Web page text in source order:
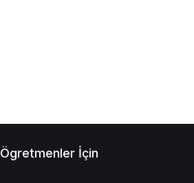
Ögretmenler İçin